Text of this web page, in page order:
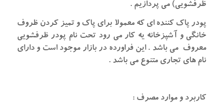
ظرفشویی) می پردازیم .
پودر پاک کننده ای که معمولا برای پاک و تمیز کردن ظروف
خانگی و آشپزخانه یه کار می رود تحت نام پودر ظرفشویی
معروف می باشد . این فراورده در بازار موجود است و دارای
نام های تجاری متنوع می باشد .
کاربرد و موارد مصرف :